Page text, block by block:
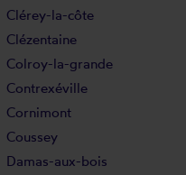
Clérey-la-côte
Clézentaine
Colroy-la-grande
Contrexéville
Cornimont
Coussey
Damas-aux-bois